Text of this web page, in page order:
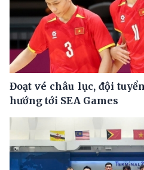
Đoạt vé châu lục, đội
hướng tới SEA Games